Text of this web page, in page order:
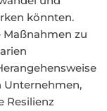
könnten.
Maßnahmen zu
Unternehmen,
Resilienz